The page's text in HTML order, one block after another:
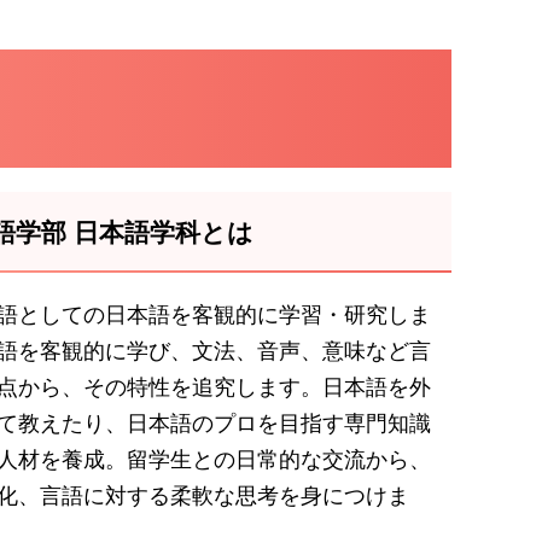
学部 日本語学科とは
としての日本語を客観的に学習・研究しま
を客観的に学び、文法、音声、意味など言
から、その特性を追究します。日本語を外
教えたり、日本語のプロを目指す専門知識
材を養成。留学生との日常的な交流から、
、言語に対する柔軟な思考を身につけま